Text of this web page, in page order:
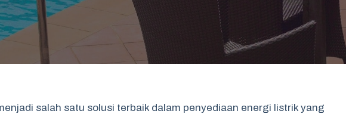
salah satu solusi terbaik dalam penyediaan energi listrik yang